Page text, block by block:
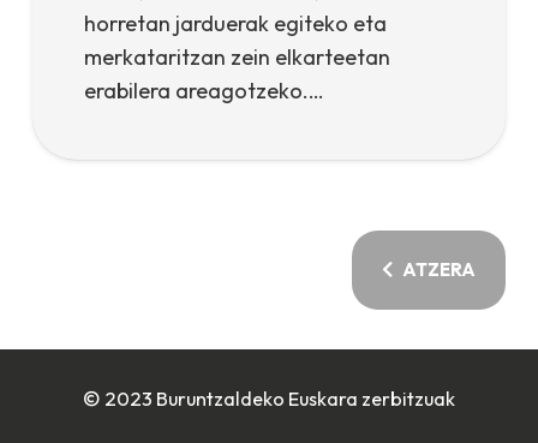
horretan jarduerak egiteko eta
merkataritzan zein elkarteetan
erabilera areagotzeko.…
ATZERA
© 2023 Buruntzaldeko Euskara zerbitzuak